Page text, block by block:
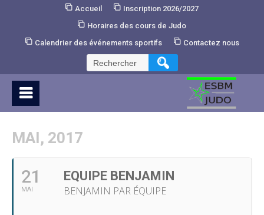
Accueil
Inscription 2026/2027
Horaires des cours de Judo
Calendrier des événements sportifs
Contactez nous
Rechercher :
MAI, 2017
21
MAI
EQUIPE BENJAMIN
BENJAMIN PAR ÉQUIPE